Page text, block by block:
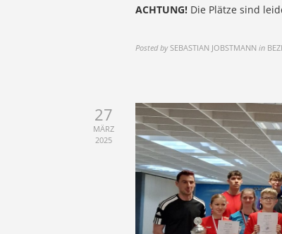
ACHTUNG! Die Plätze sind
Posted by SEBASTIAN JOBSTMANN in
27
MÄRZ
2025